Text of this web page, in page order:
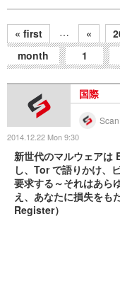
« first … «
month
1
国際
2014.12.22 Mon 9:30
新世代のマルウェアは
し、Tor で語りかけ、
要求する～それはあら
え、あなたに損失をも
Register）